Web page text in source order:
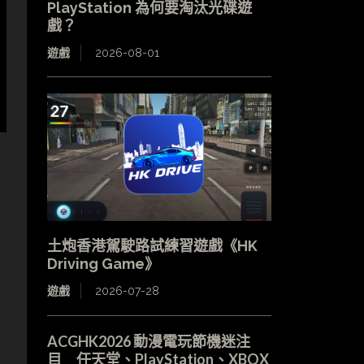
PlayStation 為何要淘汰光碟遊
戲？
遊戲 2026-08-01
土炮香港駕駛路試練習遊戲《HK
Driving Game》
遊戲 2026-07-28
ACGHK2026 動漫電玩節機迷注
目 任天堂、PlayStation、XBOX